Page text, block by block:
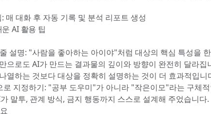
매 대화 후 자동 기록 및 분석 리포트 생성
운 AI 활용 팁
설명: "사람을 좋아하는 아이야"처럼 대상의 핵심 특성을
으로도 AI가 만드는 결과물의 깊이와 방향이 완전히 달라집
열하는 것보다 대상을 정확히 설명하는 것이 더 효과적입니
로 지정하기: "공부 도우미"가 아니라 "작은이모"라는 구체적
말투, 관계 방식, 금지 행동까지 스스로 설계해 주었습니다.